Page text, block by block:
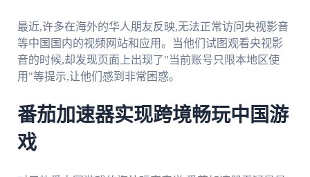
最近,许多在海外的华人朋友反映,无法正常访问央视影音
等中国国内的视频网站和应用。当他们试图观看央视影
音的时候,却发现页面上出现了"当前账号只限本地区使
用"等提示,让他们感到非常困惑。
番茄加速器实现跨境畅玩中国游
戏